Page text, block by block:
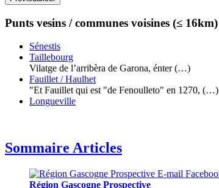
Punts vesins / communes voisines (≤
Sénestis
Taillebourg
Vilatge de l’arribèra de Garona, énter (…)
Fauillet / Haulhet
"Et Fauillet qui est "de Fenoulleto" en 1270, (…)
Longueville
Sommaire Articles
Région Gascogne Prospective